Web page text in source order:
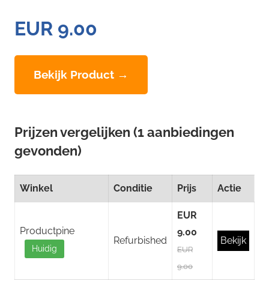
EUR 9.00
Bekijk Product →
Prijzen vergelijken (1 aanbiedingen
gevonden)
Winkel Conditie Prijs Actie
Productpine
Huidig
Refurbished
EUR
9.00
EUR
9.00
Bekijk